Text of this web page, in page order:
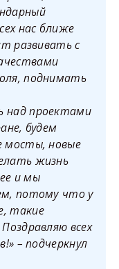
нас ближе
развивать с
поднимать
над проектами
будем
мосты, новые
жизнь
и мы
потому что у
такие
всех
– подчеркнул